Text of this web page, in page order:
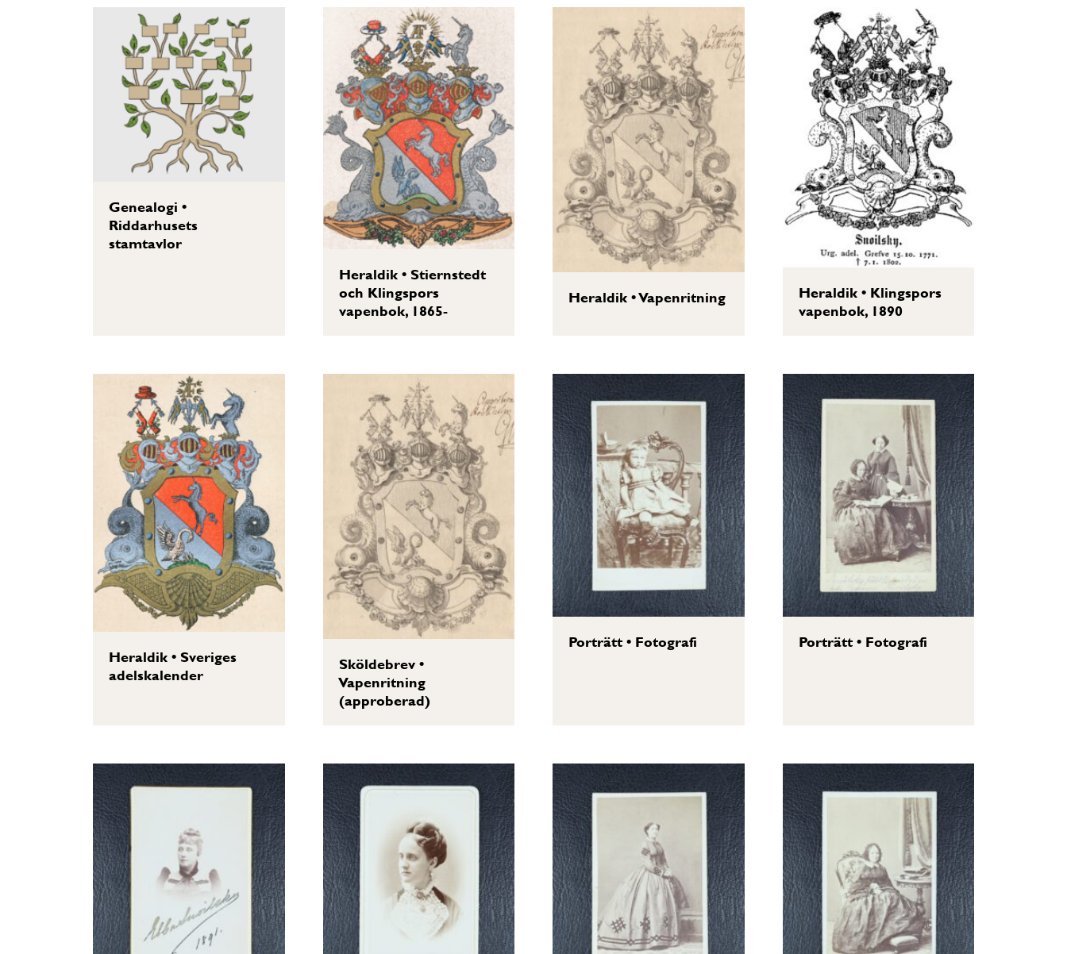
Genealogi •
Riddarhusets
stamtavlor
Heraldik•Stiernstedt
och Klingspors
vapenbok, 1865-
Heraldik•Vapenritning Heraldik• Klingspors
vapenbok, 1890
Heraldik•Sveriges
adelskalender
Sköldebrev•
Vapenritning
(approberad)
Porträtt• Fotografi Porträtt• Fotografi